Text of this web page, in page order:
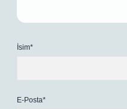
İsim*
E-Posta*